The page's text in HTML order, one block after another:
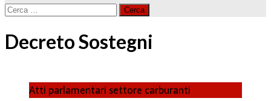
Ricerca
Decreto Sostegni
Atti parlamentari settore carburanti